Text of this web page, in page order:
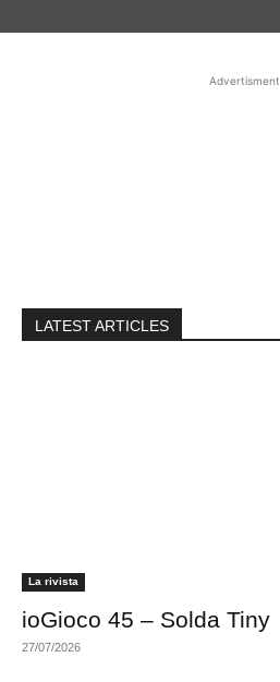
Advertisment
LATEST ARTICLES
La rivista
ioGioco 45 – Solda Tiny
27/07/2026